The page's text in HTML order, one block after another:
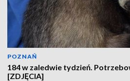
POZNAŃ
184 w zaledwie tydzień.
[ZDJĘCIA]